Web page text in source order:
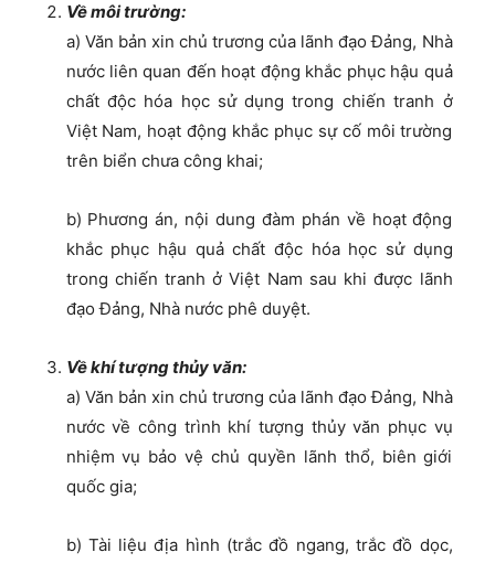
Về môi trường:
a) Văn bản xin chủ trương của lãnh đạo Đảng, Nhà
nước liên quan đến hoạt động khắc phục hậu quả
chất độc hóa học sử dụng trong chiến tranh ở
Việt Nam, hoạt động khắc phục sự cố môi trường
trên biển chưa công khai;
b) Phương án, nội dung đàm phán về hoạt động
khắc phục hậu quả chất độc hóa học sử dụng
trong chiến tranh ở Việt Nam sau khi được lãnh
đạo Đảng, Nhà nước phê duyệt.
Về khí tượng thủy văn:
a) Văn bản xin chủ trương của lãnh đạo Đảng, Nhà
nước về công trình khí tượng thủy văn phục vụ
nhiệm vụ bảo vệ chủ quyền lãnh thổ, biên giới
quốc gia;
b) Tài liệu địa hình (trắc đồ ngang, trắc đồ dọc,